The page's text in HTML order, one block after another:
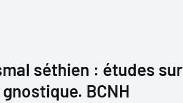
séthien : études sur
BCNH